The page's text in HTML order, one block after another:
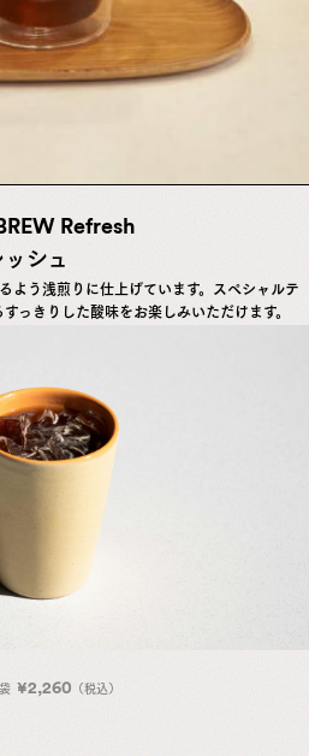
Refresh
シュ
よう浅煎りに仕上げています。スペシャルテ
っきりした酸味をお楽しみいただけます。
¥2,260 （税込）